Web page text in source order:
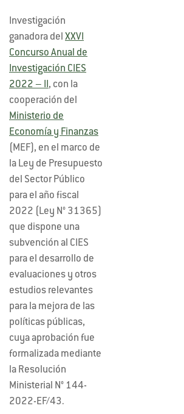
Investigación
ganadora del XXVI
Concurso Anual de
Investigación CIES
2022 – II , con la
cooperación del
Ministerio de
Economía y Finanzas
(MEF), en el marco de
la Ley de Presupuesto
del Sector Público
para el año fiscal
2022 (Ley N° 31365)
que dispone una
subvención al CIES
para el desarrollo de
evaluaciones y otros
estudios relevantes
para la mejora de las
políticas públicas,
cuya aprobación fue
formalizada mediante
la Resolución
Ministerial N° 144-
2022-EF/43.